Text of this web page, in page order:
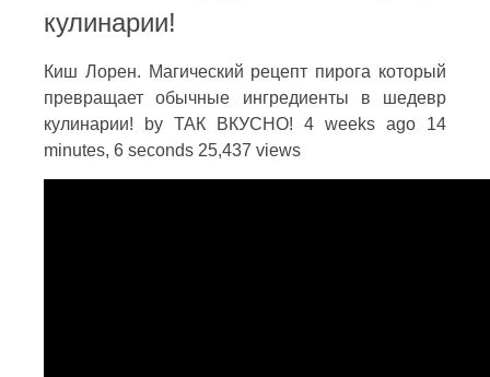
кулинарии!
Киш Лорен. Магический рецепт пирога который
превращает обычные ингредиенты в шедевр
кулинарии! by ТАК ВКУСНО! 4 weeks ago 14
minutes, 6 seconds 25,437 views